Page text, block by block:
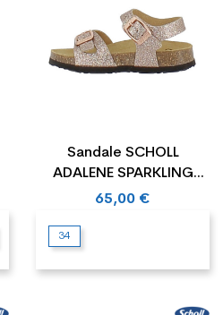
Sandale SCHOLL
ADALENE SPARKLING
SYNTHETIC Junior
65,00 €
34